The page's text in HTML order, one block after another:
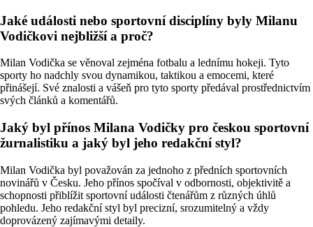
Jaké události nebo sportovní disciplíny byly Milanu
Vodičkovi nejbližší a proč?
Milan Vodička se věnoval zejména fotbalu a lednímu hokeji. Tyto
sporty ho nadchly svou dynamikou, taktikou a emocemi, které
přinášejí. Své znalosti a vášeň pro tyto sporty předával prostřednictvím
svých článků a komentářů.
Jaký byl přínos Milana Vodičky pro českou sportovní
žurnalistiku a jaký byl jeho redakční styl?
Milan Vodička byl považován za jednoho z předních sportovních
novinářů v Česku. Jeho přínos spočíval v odbornosti, objektivitě a
schopnosti přiblížit sportovní události čtenářům z různých úhlů
pohledu. Jeho redakční styl byl precizní, srozumitelný a vždy
doprovázený zajímavými detaily.